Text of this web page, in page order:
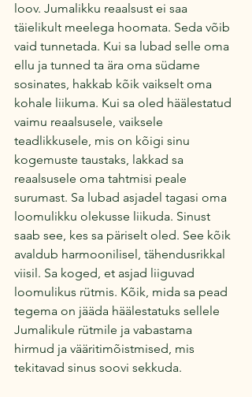
loov. Jumalikku reaalsust ei saa
täielikult meelega hoomata. Seda võib
vaid tunnetada. Kui sa lubad selle oma
ellu ja tunned ta ära oma südame
sosinates, hakkab kõik vaikselt oma
kohale liikuma. Kui sa oled häälestatud
vaimu reaalsusele, vaiksele
teadlikkusele, mis on kõigi sinu
kogemuste taustaks, lakkad sa
reaalsusele oma tahtmisi peale
surumast. Sa lubad asjadel tagasi oma
loomulikku olekusse liikuda. Sinust
saab see, kes sa päriselt oled. See kõik
avaldub harmoonilisel, tähendusrikkal
viisil. Sa koged, et asjad liiguvad
loomulikus rütmis. Kõik, mida sa pead
tegema on jääda häälestatuks sellele
Jumalikule rütmile ja vabastama
hirmud ja vääritimõistmised, mis
tekitavad sinus soovi sekkuda.